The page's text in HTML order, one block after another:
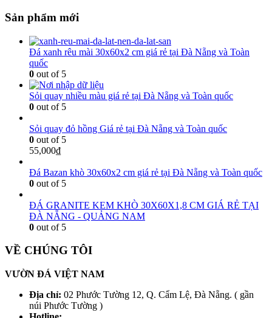
Sản phẩm mới
Đá xanh rêu mài 30x60x2 cm giá rẻ tại Đà Nẵng và Toàn
quốc
0 out of 5
Sỏi quay nhiều màu giá rẻ tại Đà Nẵng và Toàn quốc
0 out of 5
Sỏi quay đỏ hồng Giá rẻ tại Đà Nẵng và Toàn quốc
0 out of 5
55,000₫
Đá Bazan khò 30x60x2 cm giá rẻ tại Đà Nẵng và Toàn quốc
0 out of 5
ĐÁ GRANITE KEM KHÒ 30X60X1,8 CM GIÁ RẺ TẠI
ĐÀ NẴNG - QUẢNG NAM
0 out of 5
VỀ CHÚNG TÔI
VƯỜN ĐÁ VIỆT NAM
Địa chỉ: 02 Phước Tường 12, Q. Cẩm Lệ, Đà Nẵng. ( gần
núi Phước Tường )